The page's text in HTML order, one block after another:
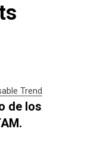
Trend
de los